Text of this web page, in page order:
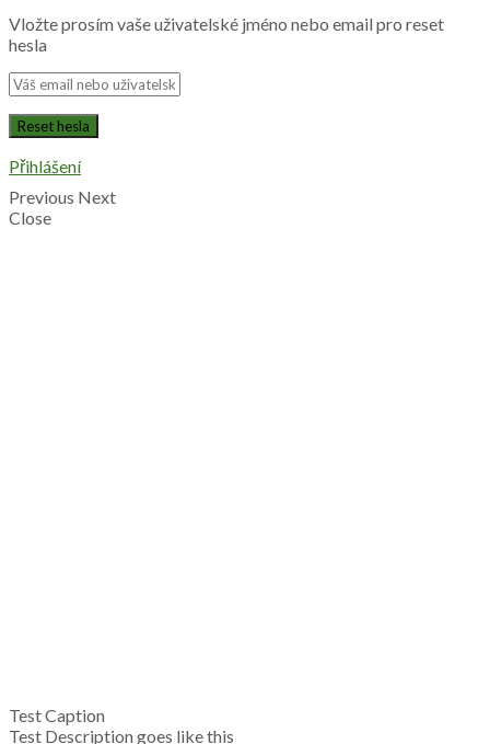
Vložte prosím vaše uživatelské jméno nebo email pro reset
hesla
Přihlášení
Previous Next
Close
Test Caption
Test Description goes like this